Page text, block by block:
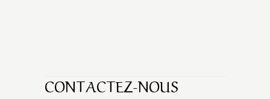
CONTACTEZ-NOUS